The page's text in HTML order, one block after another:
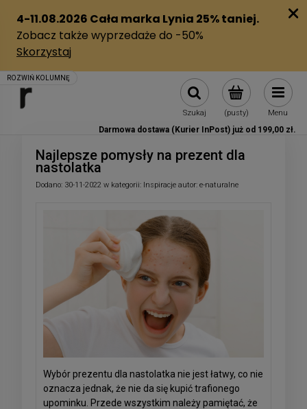
(pusty)
Szukaj Menu
Darmowa dostawa (Kurier InPost) już od 199,00 zł.
Najlepsze pomysły na prezent dla
nastolatka
Dodano: 30-11-2022 w kategorii: Inspiracje autor: e-naturalne
Wybór prezentu dla nastolatka nie jest łatwy, co nie
oznacza jednak, że nie da się kupić trafionego
upominku. Przede wszystkim należy pamiętać, że